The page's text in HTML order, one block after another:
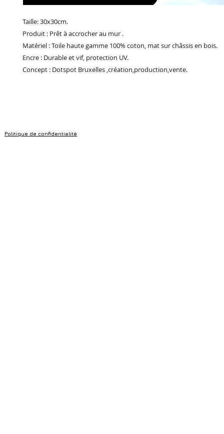
Taille: 30x30cm.
Produit : Prêt à accrocher au mur .
Matériel : Toile haute gamme 100% coton, mat sur châssis en bois.
Encre : Durable et vif, protection UV.
Concept : Dotspot Bruxelles ,création,production,vente.
Politique de confidentialité